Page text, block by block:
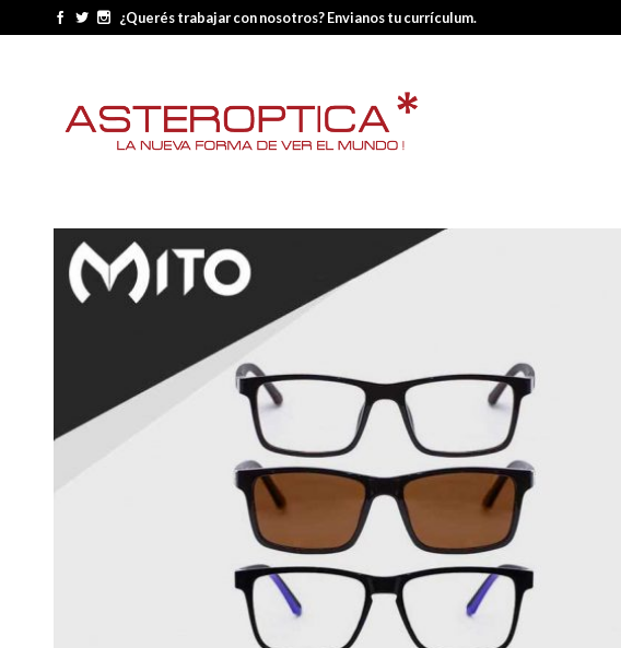
¿Querés trabajar con nosotros? Envianos tu currículum.